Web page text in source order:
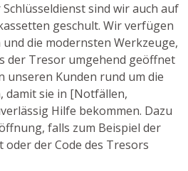
sind wir auch auf
geschult. Wir verfügen
die modernsten Werkzeuge,
der Tresor umgehend geöffnet
unseren Kunden rund um die
damit sie in [Notfällen,
Hilfe bekommen. Dazu
falls zum Beispiel der
oder der Code des Tresors